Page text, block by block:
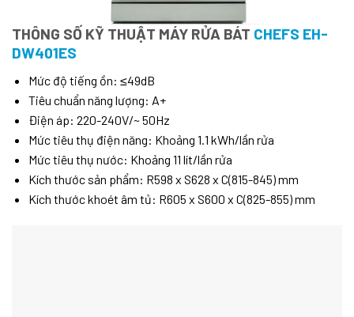
THÔNG SỐ KỸ THUẬT MÁY RỬA BÁT CHEFS EH-
DW401ES
Mức độ tiếng ồn: ≤49dB
Tiêu chuẩn năng lượng: A+
Điện áp: 220-240V/~ 50Hz
Mức tiêu thụ điện năng: Khoảng 1.1 kWh/lần rửa
Mức tiêu thụ nước: Khoảng 11 lít/lần rửa
Kích thước sản phẩm: R598 x S628 x C(815-845) mm
Kích thước khoét âm tủ: R605 x S600 x C(825-855) mm